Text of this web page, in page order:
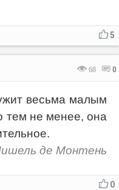
5
68 0
весьма малым
тем не менее, она
де Монтень
0